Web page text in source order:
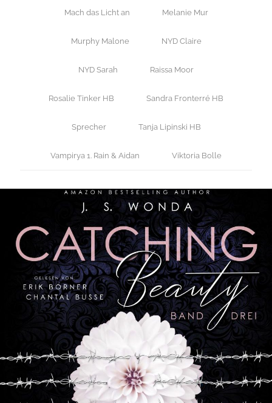
Mach das Licht an Melanie Mur
Murphy Malone NYD Claire
NYD Sarah Raissa Moor
Rosalie Tinker HB Sandra Fronterré HB
Sprecher Tanja Lipinski HB
Vampirya 1. Rain & Aidan Viktoria Bolle